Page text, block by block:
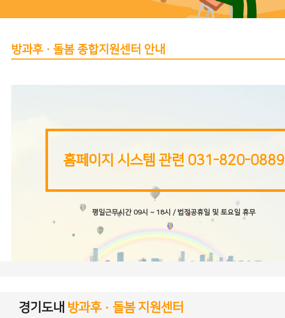
방과후·돌봄 종합지원센터 안내
홈페이지 시스템 관련 031-820-0889
평일근무시간 09시 ~ 18시 / 법정공휴일 및 토요일 휴무
경기도내 방과후·돌봄 지원센터